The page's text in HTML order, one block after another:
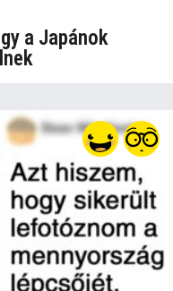
a Japánok